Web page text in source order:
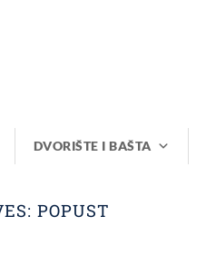
DVORIŠTE I BAŠTA
POPUST